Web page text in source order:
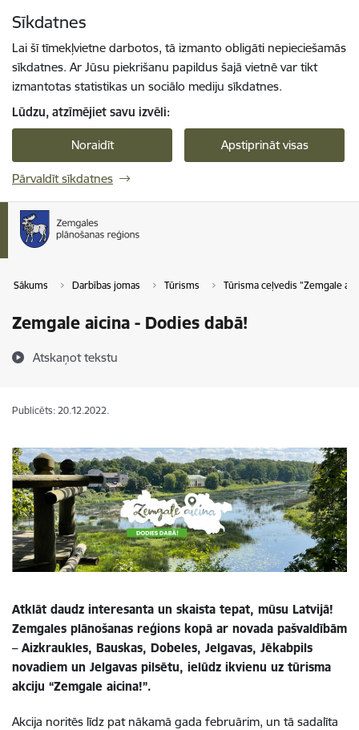
Sīkdatnes
Lai šī tīmekļvietne darbotos, tā izmanto obligāti nepieciešamās
sīkdatnes. Ar Jūsu piekrišanu papildus šajā vietnē var tikt
izmantotas statistikas un sociālo mediju sīkdatnes.
Lūdzu, atzīmējiet savu izvēli:
Noraidīt Apstiprināt visas
Pārvaldīt sīkdatnes
Sākums Darbības jomas Tūrisms Tūrisma ceļvedis "Zemgale
Zemgale aicina - Dodies dabā!
Atskaņot tekstu
Publicēts: 20.12.2022.
Atklāt daudz interesanta un skaista tepat, mūsu Latvijā!
Zemgales plānošanas reģions kopā ar novada pašvaldībām
– Aizkraukles, Bauskas, Dobeles, Jelgavas, Jēkabpils
novadiem un Jelgavas pilsētu, ielūdz ikvienu uz tūrisma
akciju “Zemgale aicina!”.
Akcija noritēs līdz pat nākamā gada februārim, un tā sadalīta